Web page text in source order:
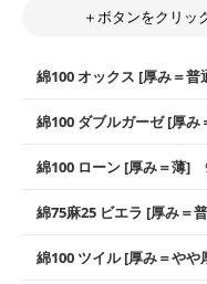
＋ボタンをクリッ
綿100 オックス [厚み＝普
使いやすさNo.1！しなや
高さがオックス生地の特
般にお使いいただけます
※レッスンバッグ、上履き
綿100 ダブルガーゼ [厚み
柔らかくふんわりとした
チなど直接肌に触れるア
す。
綿100 ローン [厚み＝薄]
上質で薄手の平織りの生
良さが魅力。透け感があ
綿75麻25 ビエラ [厚み＝
綿100 ツイル [厚み＝やや